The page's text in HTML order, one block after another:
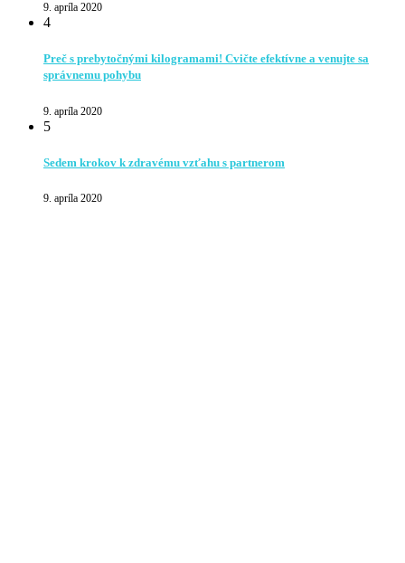
9. apríla 2020
4
Preč s prebytočnými kilogramami! Cvičte efektívne a venujte sa
správnemu pohybu
9. apríla 2020
5
Sedem krokov k zdravému vzťahu s partnerom
9. apríla 2020